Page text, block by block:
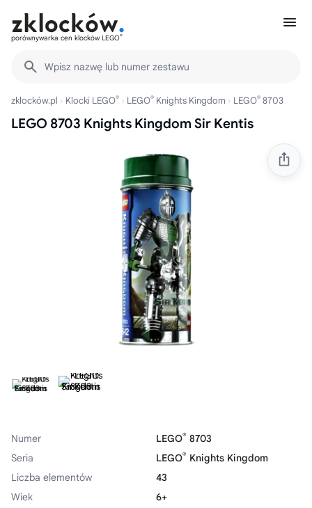
porównywarka cen klocków LEGO®
Wpisz nazwę lub numer zestawu
zklocków.pl Klocki LEGO® LEGO® Knights Kingdom LEGO® 8703
LEGO 8703 Knights Kingdom Sir Kentis
Numer LEGO® 8703
Seria
LEGO® Knights Kingdom
Liczba elementów
43
Wiek
6+